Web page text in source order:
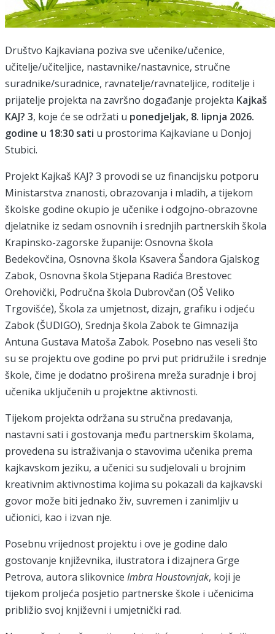
Društvo Kajkaviana poziva sve učenike/učenice,
učitelje/učiteljice, nastavnike/nastavnice, stručne
suradnike/suradnice, ravnatelje/ravnateljice, roditelje i
prijatelje projekta na završno događanje projekta Kajkaš
KAJ? 3, koje će se održati u ponedjeljak, 8. lipnja 2026.
godine u 18:30 sati u prostorima Kajkaviane u Donjoj
Stubici.
Projekt Kajkaš KAJ? 3 provodi se uz financijsku potporu
Ministarstva znanosti, obrazovanja i mladih, a tijekom
školske godine okupio je učenike i odgojno-obrazovne
djelatnike iz sedam osnovnih i srednjih partnerskih škola
Krapinsko-zagorske županije: Osnovna škola
Bedekovčina, Osnovna škola Ksavera Šandora Gjalskog
Zabok, Osnovna škola Stjepana Radića Brestovec
Orehovički, Područna škola Dubrovčan (OŠ Veliko
Trgovišće), Škola za umjetnost, dizajn, grafiku i odjeću
Zabok (ŠUDIGO), Srednja škola Zabok te Gimnazija
Antuna Gustava Matoša Zabok. Posebno nas veseli što
su se projektu ove godine po prvi put pridružile i srednje
škole, čime je dodatno proširena mreža suradnje i broj
učenika uključenih u projektne aktivnosti.
Tijekom projekta održana su stručna predavanja,
nastavni sati i gostovanja među partnerskim školama,
provedena su istraživanja o stavovima učenika prema
kajkavskom jeziku, a učenici su sudjelovali u brojnim
kreativnim aktivnostima kojima su pokazali da kajkavski
govor može biti jednako živ, suvremen i zanimljiv u
učionici, kao i izvan nje.
Posebnu vrijednost projektu i ove je godine dalo
gostovanje književnika, ilustratora i dizajnera Grge
Petrova, autora slikovnice Imbra Houstovnjak, koji je
tijekom proljeća posjetio partnerske škole i učenicima
približio svoj književni i umjetnički rad.